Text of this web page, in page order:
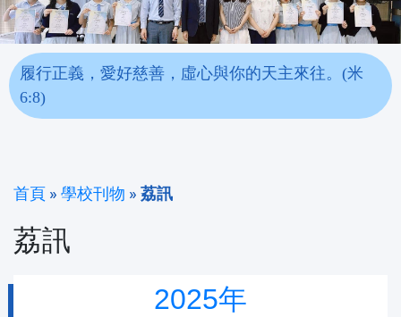
履行正義，愛好慈善，虛心與你的天主來往。(米
6:8)
首頁 » 學校刊物 » 荔訊
荔訊
2025年